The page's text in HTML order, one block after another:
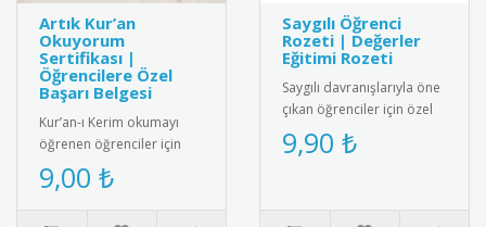
Artık Kur’an
Okuyorum
Sertifikası |
Öğrencilere Özel
Başarı Belgesi
Kur’an-ı Kerim okumayı
öğrenen öğrenciler için
anlamlı ve şık bir başarı
belgesi. Sınıf içi törenler..
9,00 ₺
Saygılı Öğrenci
Rozeti | Değerler
Eğitimi Rozeti
Saygılı davranışlarıyla öne
çıkan öğrenciler için özel
tasarım rozet. Okulda
olumlu davranışları pek..
9,90 ₺